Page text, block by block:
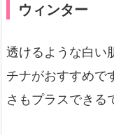
ウィンター
透けるような白い
チナがおすすめで
さもプラスできる